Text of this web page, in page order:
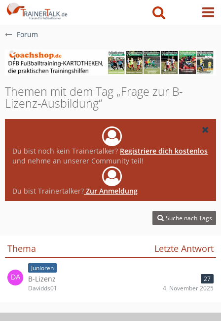
Forum
Themen mit dem Tag „Frage zur B-
Lizenz-Ausbildung“
Du bist noch kein Trainertalker? Registriere dich kostenlos
und nehme an unserer Community teil!
Du bist Trainertalker? Zur Anmeldung
Suche nach Tags
Thema Letzte Antwort
Junioren
B-Lizenz
27
Davidds01
4. November 2025